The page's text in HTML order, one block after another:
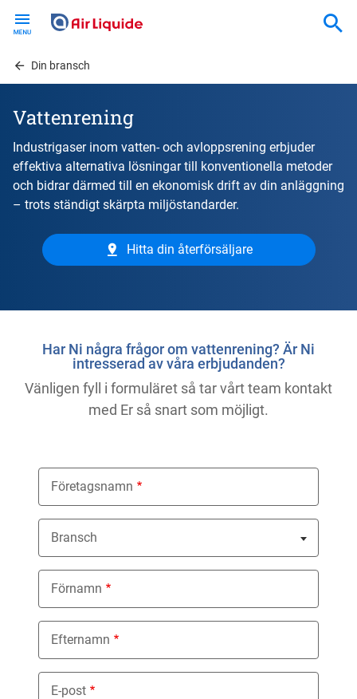
contentDin bransch
Vattenrening
Industrigaser inom vatten- och avloppsrening erbjuder
effektiva alternativa lösningar till konventionella metoder
och bidrar därmed till en ekonomisk drift av din anläggning
– trots ständigt skärpta miljöstandarder.
Hitta din återförsäljare
Har Ni några frågor om vattenrening? Är Ni
intresserad av våra erbjudanden?
Vänligen fyll i formuläret så tar vårt team kontakt
med Er så snart som möjligt.
Företagsnamn
Bransch
Nothing selected
Förnamn
Efternamn
E-post